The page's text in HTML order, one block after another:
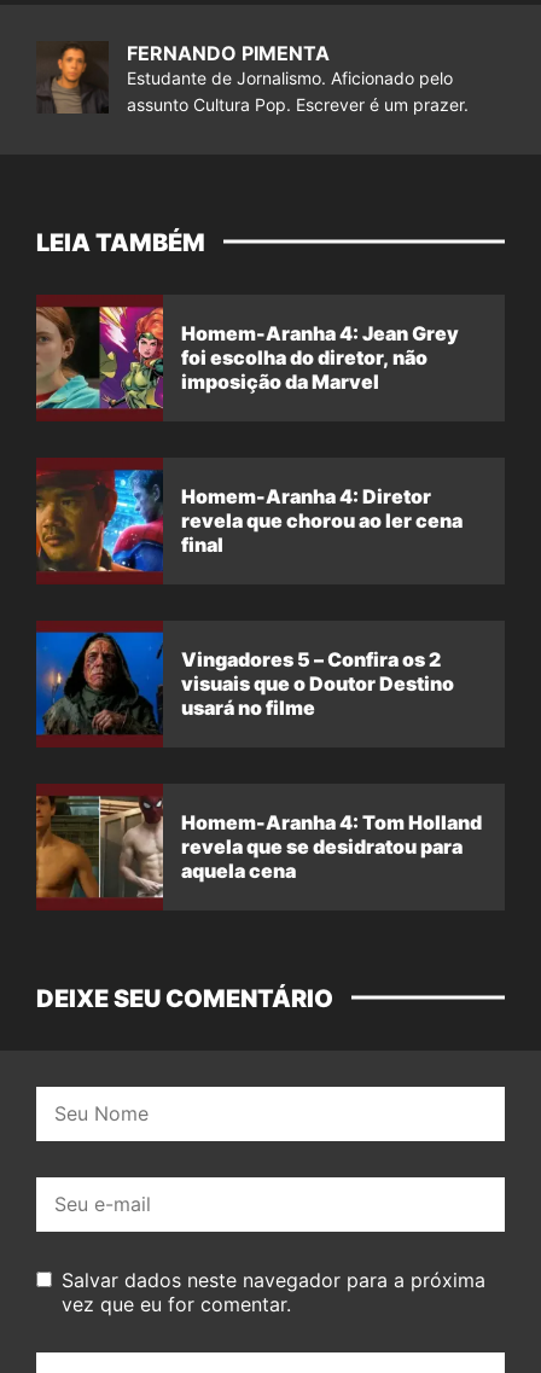
FERNANDO PIMENTA
Estudante de Jornalismo. Aficionado pelo
assunto Cultura Pop. Escrever é um prazer.
LEIA TAMBÉM
Homem-Aranha 4: Jean Grey
foi escolha do diretor, não
imposição da Marvel
Homem-Aranha 4: Diretor
revela que chorou ao ler cena
final
Vingadores 5 – Confira os 2
visuais que o Doutor Destino
usará no filme
Homem-Aranha 4: Tom Holland
revela que se desidratou para
aquela cena
DEIXE SEU COMENTÁRIO
mail:
Salvar dados neste navegador para a próxima
vez que eu for comentar.